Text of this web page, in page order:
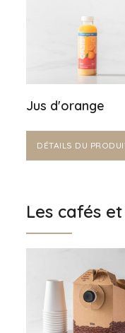
Jus d'orange
DÉTAILS DU
Les cafés